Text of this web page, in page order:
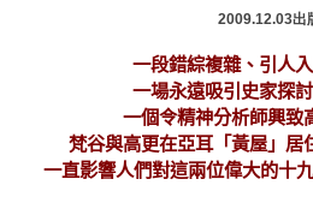
2009.12.03出
一段錯綜複雜、引人
一場永遠吸引史家探
一個令精神分析師興致
梵谷與高更在亞耳「黃屋」居
一直影響人們對這兩位偉大的十